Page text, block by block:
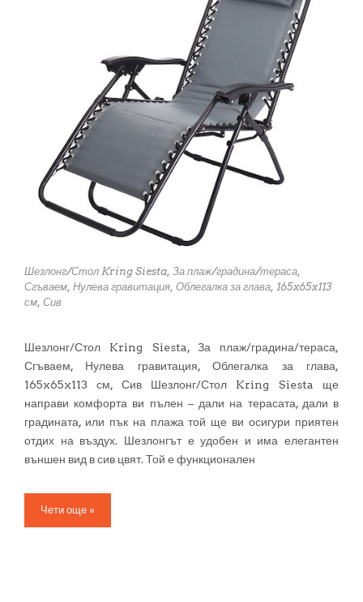
Шезлонг/Стол Kring Siesta, За плаж/градина/тераса,
Сгъваем, Нулева гравитация, Облегалка за глава, 165x65x113
см, Сив
Шезлонг/Стол Kring Siesta, За плаж/градина/тераса,
Сгъваем, Нулева гравитация, Облегалка за глава,
165x65x113 см, Сив Шезлонг/Стол Kring Siesta ще
направи комфорта ви пълен – дали на терасата, дали в
градината, или пък на плажа той ще ви осигури приятен
отдих на въздух. Шезлонгът е удобен и има елегантен
външен вид в сив цвят. Той е функционален
Чети още »